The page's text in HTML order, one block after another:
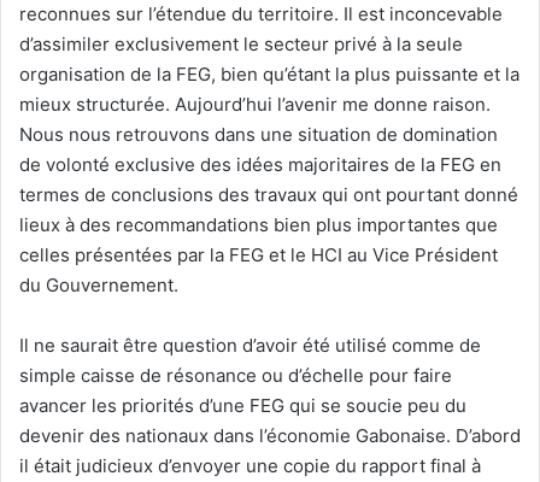
reconnues sur l’étendue du territoire. Il est inconcevable
d’assimiler exclusivement le secteur privé à la seule
organisation de la FEG, bien qu’étant la plus puissante et la
mieux structurée. Aujourd’hui l’avenir me donne raison.
Nous nous retrouvons dans une situation de domination
de volonté exclusive des idées majoritaires de la FEG en
termes de conclusions des travaux qui ont pourtant donné
lieux à des recommandations bien plus importantes que
celles présentées par la FEG et le HCI au Vice Président
du Gouvernement.
Il ne saurait être question d’avoir été utilisé comme de
simple caisse de résonance ou d’échelle pour faire
avancer les priorités d’une FEG qui se soucie peu du
devenir des nationaux dans l’économie Gabonaise. D’abord
il était judicieux d’envoyer une copie du rapport final à